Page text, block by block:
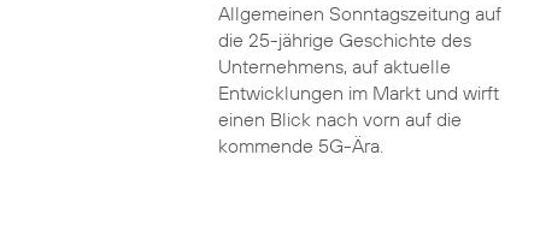
Allgemeinen Sonntagszeitung auf
die 25-jährige Geschichte des
Unternehmens, auf aktuelle
Entwicklungen im Markt und wirft
einen Blick nach vorn auf die
kommende 5G-Ära.